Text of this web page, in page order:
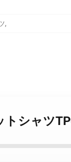
,
シャツ